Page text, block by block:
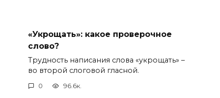
«Укрощать»: какое проверочное
слово?
Трудность написания слова «укрощать» –
во второй слоговой гласной.
0 96.6к.